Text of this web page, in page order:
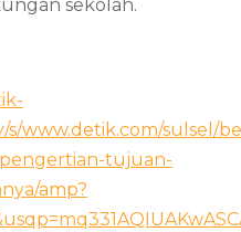
sekolah.
www.detik.com/sulsel/
tujuan-
amp?